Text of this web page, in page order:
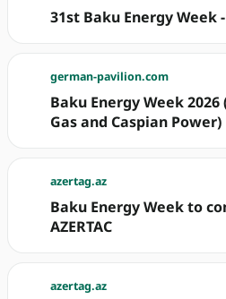
31st Baku Energy Week -
german-pavilion.com
Baku Energy Week
Gas and Caspian Power)
azertag.az
Baku Energy Week to
AZERTAC
azertag.az